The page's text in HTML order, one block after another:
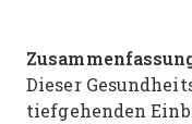
Dieser
tiefgehenden